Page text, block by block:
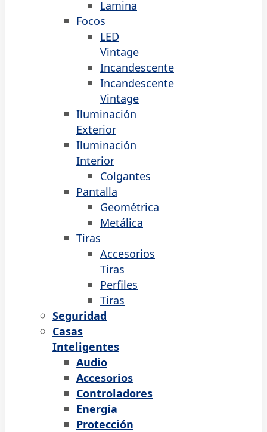
Lamina
Focos
LED
Vintage
Incandescente
Incandescente
Vintage
Iluminación
Exterior
Iluminación
Interior
Colgantes
Pantalla
Geométrica
Metálica
Tiras
Accesorios
Tiras
Perfiles
Tiras
Seguridad
Casas
Inteligentes
Audio
Accesorios
Controladores
Energía
Protección